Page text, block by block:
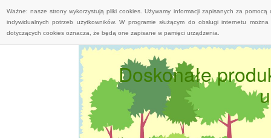
Ważne: nasze strony wykorzystują pliki cookies. Używamy informacji zapisanych za
indywidualnych potrzeb użytkowników. W programie służącym do obsługi internetu
dotyczących cookies oznacza, że będą one zapisane w pamięci urządzenia.
Doskonałe